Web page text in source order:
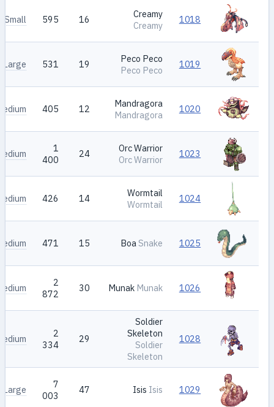
1018
Creamy
Creamy
16
595
Small
1019
Peco Peco
Peco Peco
19
531
Large
1020
Mandragora
Mandragora
12
405
1023
Orc Warrior
Orc Warrior
24
1
400
1024
Wormtail
Wormtail
14
426
1025
Boa Snake
15
471
1026
Munak Munak
30
2
872
1028
Soldier
Skeleton
Soldier
Skeleton
29
2
334
1029
Isis Isis
47
7
003
Large